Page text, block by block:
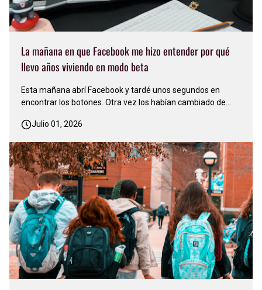
La mañana en que Facebook me hizo entender por qué
llevo años viviendo en modo beta
Esta mañana abrí Facebook y tardé unos segundos en
encontrar los botones. Otra vez los habían cambiado de
nunca se conforma. Siempre está cambiando algo'…
Justo en ese mo…
Julio 01, 2026